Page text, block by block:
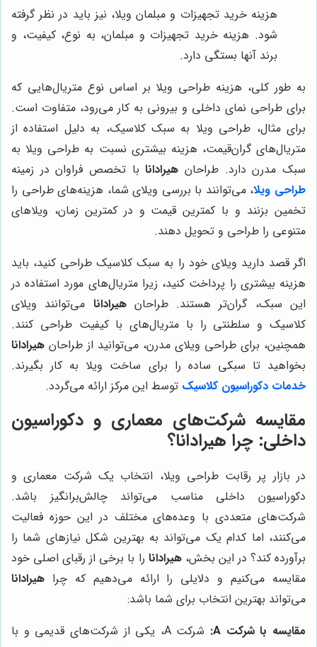
هزینه خرید تجهیزات و مبلمان ویلا، نیز باید در نظر گرفته
شود. هزینه خرید تجهیزات و مبلمان، به نوع، کیفیت، و
برند آنها بستگی دارد.
به طور کلی، هزینه طراحی ویلا بر اساس نوع متریال‌هایی که
برای طراحی نمای داخلی و بیرونی به کار می‌رود، متفاوت است.
برای مثال، طراحی ویلا به سبک کلاسیک، به دلیل استفاده از
متریال‌های گران‌قیمت، هزینه بیشتری نسبت به طراحی ویلا به
سبک مدرن دارد. طراحان هیرادانابا تخصص فراوان در زمینه
طراحی ویلا، می‌توانند با بررسی ویلای شما، هزینه‌های طراحی را
تخمین بزنند و با کمترین قیمت و در کمترین زمان، ویلاهای
متنوعی را طراحی و تحویل دهند.
اگر قصد دارید ویلای خود را به سبک کلاسیک طراحی کنید، باید
هزینه بیشتری را پرداخت کنید، زیرا متریال‌های مورد استفاده در
این سبک، گران‌تر هستند. طراحانهیرادانا می‌توانند ویلای
کلاسیک و سلطنتی را با متریال‌های با کیفیت طراحی کنند.
همچنین، برای طراحی ویلای مدرن، می‌توانید از طراحان هیرادانا
بخواهید تا سبکی ساده را برای ساخت ویلا به کار بگیرند.
خدمات دکوراسیون کلاسیک توسط این مرکز ارائه می‌گردد.
مقایسه شرکت‌های معماری و دکوراسیون
داخلی: چرا هیرادانا؟
در بازار پر رقابت طراحی ویلا، انتخاب یک شرکت معماری و
دکوراسیون داخلی مناسب می‌تواند چالش‌برانگیز باشد.
شرکت‌های متعددی با وعده‌های مختلف در این حوزه فعالیت
می‌کنند، اما کدام یک می‌تواند به بهترین شکل نیازهای شما را
برآورده کند؟ در این بخش،هیرادانا را با برخی از رقبای اصلی خود
مقایسه می‌کنیم و دلایلی را ارائه می‌دهیم که چرا هیرادانا
می‌تواند بهترین انتخاب برای شما باشد:
مقایسه با شرکت A:
شرکت A، یکی از شرکت‌های قدیمی و با